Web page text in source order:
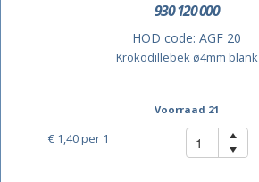
930 120 000
HOD code: AGF 20
Krokodillebek ø4mm blank
Voorraad 21
€ 1,40per 1